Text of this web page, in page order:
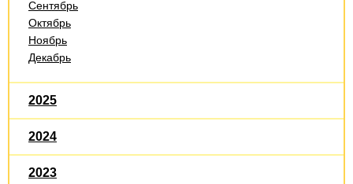
Сентябрь
Октябрь
Ноябрь
Декабрь
2025
2024
2023